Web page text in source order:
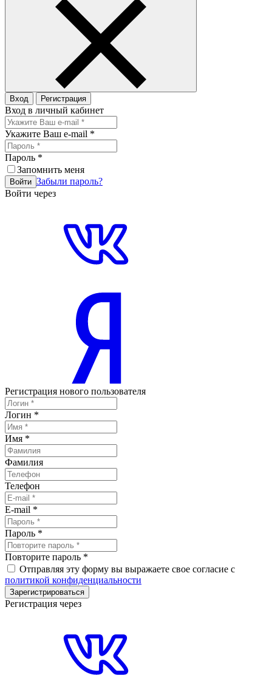
Вход Регистрация
Вход в личный кабинет
Укажите Ваш e-mail *
Пароль *
Запомнить меня
Войти Забыли пароль?
Войти через
Регистрация нового пользователя
Логин *
Имя *
Фамилия
Телефон
E-mail *
Пароль *
Повторите пароль *
Отправляя эту форму вы выражаете свое согласие с
политикой конфиденциальности
Зарегистрироваться
Регистрация через